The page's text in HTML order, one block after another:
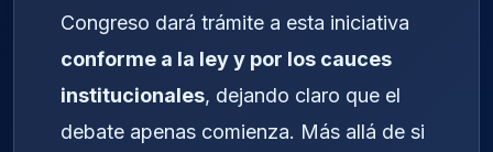
Congreso dará trámite a esta iniciativa
conforme a la ley y por los cauces
institucionales, dejando claro que el
debate apenas comienza. Más allá de si